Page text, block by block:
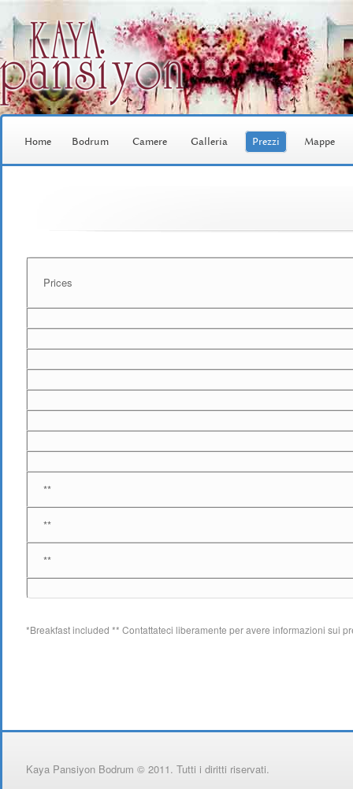
Home Bodrum Camere Galleria Prezzi Mappe
Prices
**
**
**
*Breakfast included ** Contattateci liberamente per avere informazioni sui
Kaya Pansiyon Bodrum © 2011. Tutti i diritti riservati.